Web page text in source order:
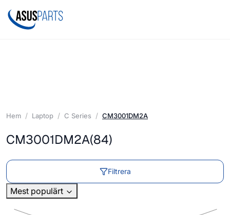
Hem Laptop C Series CM3001DM2A
CM3001DM2A(84)
Filtrera
Mest populärt